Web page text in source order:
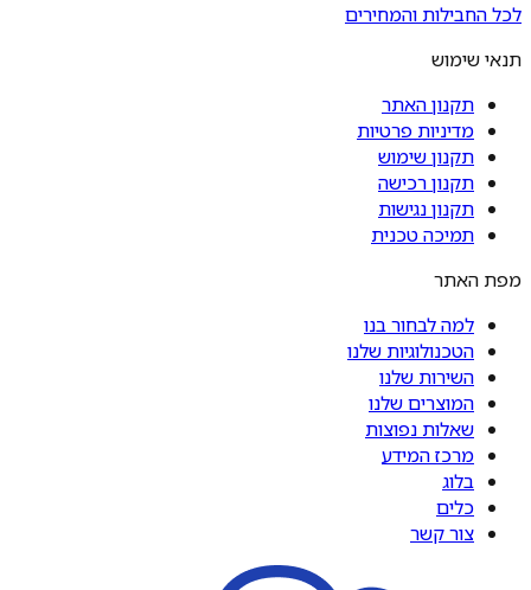
לכל החבילות והמחירים
תנאי שימוש
תקנון האתר
מדיניות פרטיות
תקנון שימוש
תקנון רכישה
תקנון נגישות
תמיכה טכנית
מפת האתר
למה לבחור בנו
הטכנולוגיות שלנו
השירות שלנו
המוצרים שלנו
שאלות נפוצות
מרכז המידע
בלוג
כלים
צור קשר